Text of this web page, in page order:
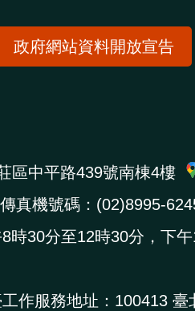
政府網站資料開放宣告
區中平路439號南棟4樓
真機號碼：(02)8995-
30分至12時30分，下
作服務地址： 100413 臺